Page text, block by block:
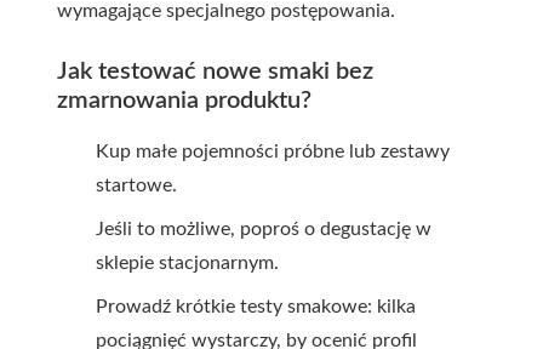
wymagające specjalnego postępowania.
Jak testować nowe smaki bez
zmarnowania produktu?
Kup małe pojemności próbne lub zestawy
startowe.
Jeśli to możliwe, poproś o degustację w
sklepie stacjonarnym.
Prowadź krótkie testy smakowe: kilka
pociągnięć wystarczy, by ocenić profil